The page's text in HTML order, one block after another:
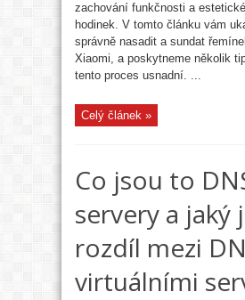
zachování funkčnosti a
hodinek. V tomto článku vám
správně nasadit a sundat
Xiaomi, a poskytneme několik
tento proces usnadní. ...
Celý článek »
Co jsou to
servery a jaký
rozdíl mezi
virtuálními